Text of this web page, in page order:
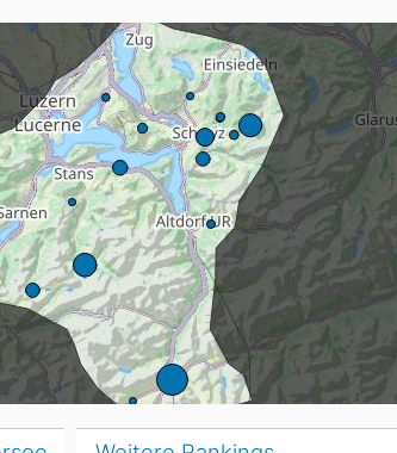
Russland Südkorea
Aserbaidschan Vereinigte Arabische Emirate
Head Dynastar
Stöckli Kästle
Indigo
Ogso